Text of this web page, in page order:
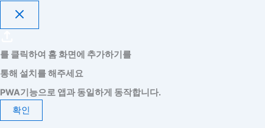
를 클릭하여 홈 화면에 추가하기를
통해 설치를 해주세요
PWA기능으로 앱과 동일하게 동작합니다.
확인